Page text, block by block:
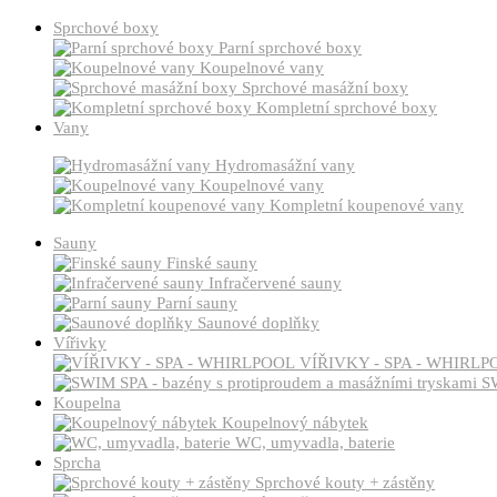
Sprchové boxy
Parní sprchové boxy
Koupelnové vany
Sprchové masážní boxy
Kompletní sprchové boxy
Vany
Hydromasážní vany
Koupelnové vany
Kompletní koupenové vany
Sauny
Finské sauny
Infračervené sauny
Parní sauny
Saunové doplňky
Vířivky
VÍŘIVKY - SPA -
Koupelna
Koupelnový nábytek
WC, umyvadla, baterie
Sprcha
Sprchové kouty + zástěny